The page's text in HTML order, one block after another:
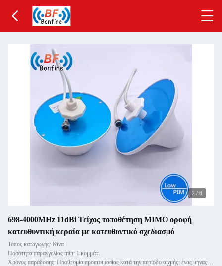
2 / 6
698-4000MHz 11dBi Τείχος τοποθέτηση MIMO οροφή
κατευθυντική κεραία με κατευθυντικό σχεδιασμό
Τόπος καταγωγής: Κίνα
Ποσότητα παραγγελίας min: 1 κομμάτι
Χρόνος παράδοσης: Προθεσμία προετοιμασίας κατά την περίοδο αιχμής: ένας μήνας, εκτός εποχής: εντός 15 εργάσιμων ημερών